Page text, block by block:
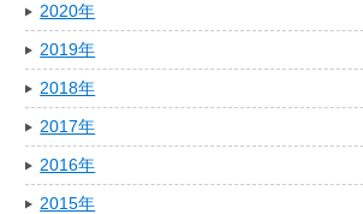
2020年
2019年
2018年
2017年
2016年
2015年